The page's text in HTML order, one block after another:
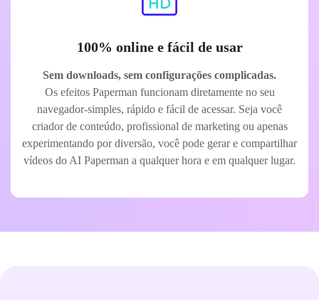
100% online e fácil de usar
Sem downloads, sem configurações complicadas.
Os efeitos Paperman funcionam diretamente no seu
navegador-simples, rápido e fácil de acessar. Seja você
criador de conteúdo, profissional de marketing ou apenas
experimentando por diversão, você pode gerar e compartilhar
vídeos do AI Paperman a qualquer hora e em qualquer lugar.